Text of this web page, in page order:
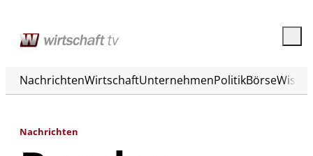
NachrichtenWirtschaftUnternehmenPolitikBörse
Nachrichten